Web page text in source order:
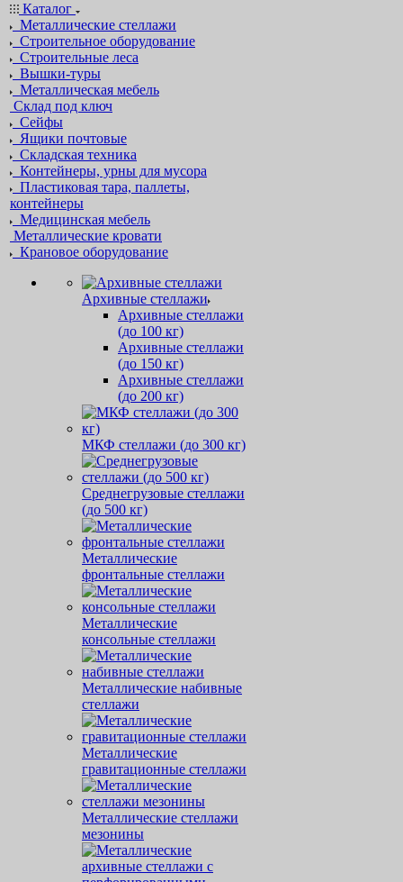
Каталог
Металлические стеллажи
Строительное оборудование
Строительные леса
Вышки-туры
Металлическая мебель
Склад под ключ
Сейфы
Ящики почтовые
Складская техника
Контейнеры, урны для мусора
Пластиковая тара, паллеты,
контейнеры
Медицинская мебель
Металлические кровати
Крановое оборудование
Архивные стеллажи
Архивные стеллажи
(до 100 кг)
Архивные стеллажи
(до 150 кг)
Архивные стеллажи
(до 200 кг)
МКФ стеллажи (до 300 кг)
Среднегрузовые стеллажи
(до 500 кг)
Металлические
фронтальные стеллажи
Металлические
консольные стеллажи
Металлические набивные
стеллажи
Металлические
гравитационные стеллажи
Металлические стеллажи
мезонины